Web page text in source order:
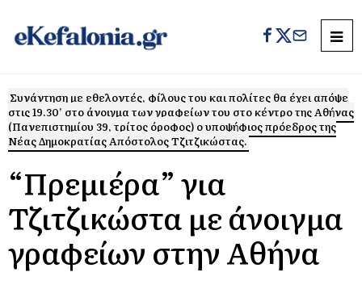
Συνάντηση με εθελοντές, φίλους του και πολίτες θα έχει απόψε
στις 19.30’ στο άνοιγμα των γραφείων του στο κέντρο της Αθήνας
(Πανεπιστημίου 39, τρίτος όροφος) ο υποψήφιος πρόεδρος της
Νέας Δημοκρατίας Απόστολος Τζιτζικώστας.
“Πρεμιέρα” για
Τζιτζικώστα με άνοιγμα
γραφείων στην Αθήνα